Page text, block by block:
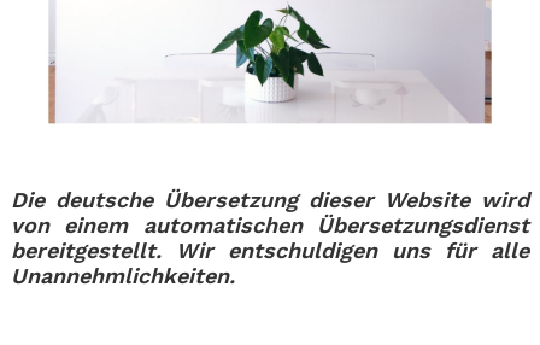
Die deutsche Übersetzung dieser Website wird
von einem automatischen Übersetzungsdienst
bereitgestellt. Wir entschuldigen uns für alle
Unannehmlichkeiten.